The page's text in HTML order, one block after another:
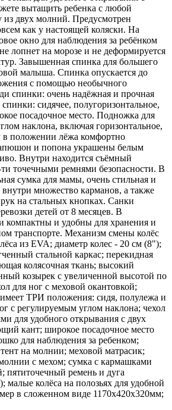
вытащить ребенка с любой
двух молний. Предусмотрен
как у настоящей коляски. На
окно для наблюдения за ребёнком
лопнет на морозе и не деформируется
Завышенная спинка для большего
малыша. Спинка опускается до
с помощью необычного
спинки: очень надёжная и прочная
сидячее, полугоризонтальное,
посадочное место. Подножка для
наклона, включая горизонтальное,
в положении лёжа комфортно
и попона украшены белым
Внутри находится съёмный
точечными ремнями безопасности. В
сумка для мамы, очень стильная и
множество карманов, а также
на стальных кнопках. Санки
детей от 8 месяцев. В
компактны и удобны для хранения и
транспорте. Механизм смены колёс
из EVA; диаметр колес - 20 см (8");
стальной каркас; перекидная
колясочная ткань; высокий
козырек с увеличенной высотой по
для ног с меховой окантовкой;
ТРИ положения: сидя, полулежа и
с регулируемым углом наклона; чехол
для удобного открывания с двух
кант; широкое посадочное место
для наблюдения за ребенком;
на молнии; меховой матрасик;
с мехом; сумка с кармашками
пятиточечный ремень и дуга
малые колёса на полозьях для удобной
в сложенном виде 1170х420х320мм;